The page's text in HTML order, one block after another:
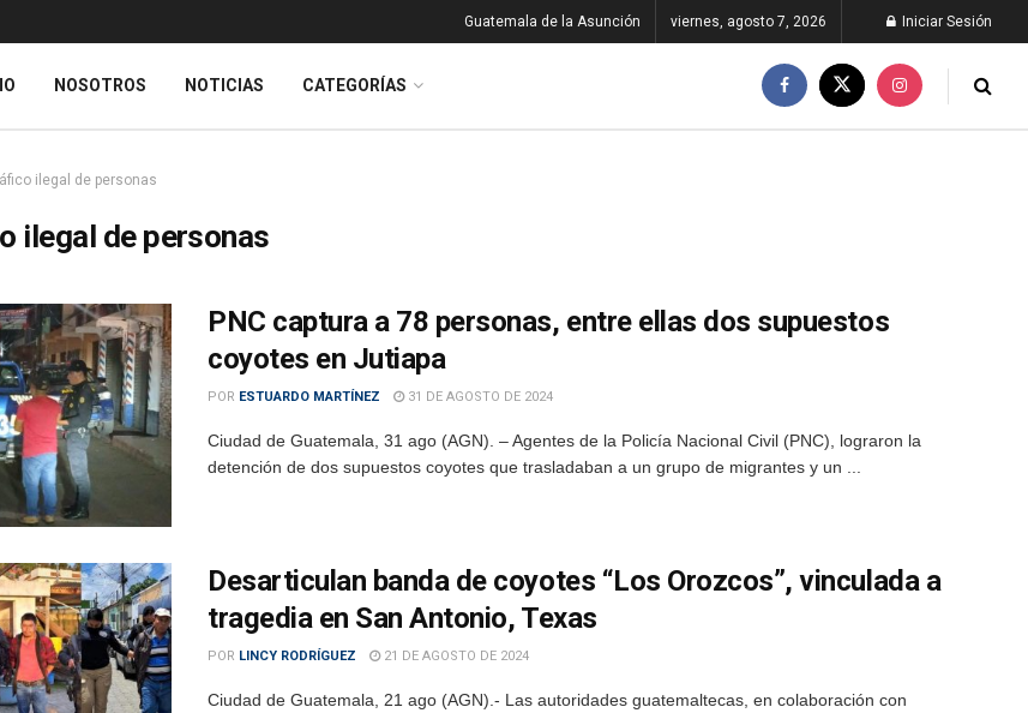
Guatemala de la Asunción viernes, agosto 7, 2026 Iniciar Sesión
NOSOTROS NOTICIAS CATEGORÍAS
ilegal de personas
ilegal de personas
PNC captura a 78 personas, entre ellas dos supuestos
coyotes en Jutiapa
POR ESTUARDO MARTÍNEZ 31 DE AGOSTO DE 2024
Ciudad de Guatemala, 31 ago (AGN). – Agentes de la Policía Nacional Civil (PNC), lograron la
detención de dos supuestos coyotes que trasladaban a un grupo de migrantes y un ...
Desarticulan banda de coyotes “Los Orozcos”, vinculada a
tragedia en San Antonio, Texas
POR LINCY RODRÍGUEZ 21 DE AGOSTO DE 2024
Ciudad de Guatemala, 21 ago (AGN).- Las autoridades guatemaltecas, en colaboración con